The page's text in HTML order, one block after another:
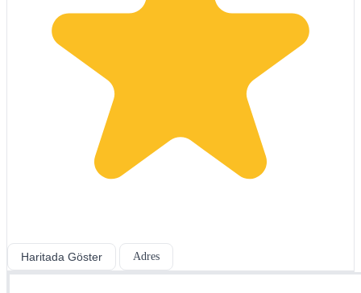
Haritada Göster Adres